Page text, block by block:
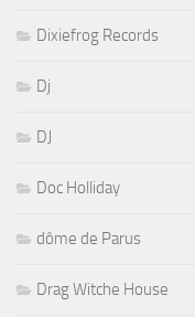
Dixiefrog Records
Dj
DJ
Doc Holliday
dôme de Parus
Drag Witche House